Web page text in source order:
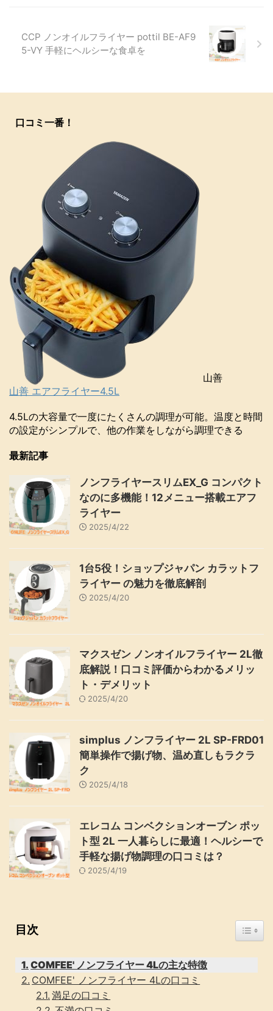
CCP ノンオイルフライヤー pottil BE-AF9
5-VY 手軽にヘルシーな食卓を
口コミ一番！
山善
山善 エアフライヤー4.5L
4.5Lの大容量で一度にたくさんの調理が可能。温度と時間
の設定がシンプルで、他の作業をしながら調理できる
最新記事
ノンフライヤースリムEX_G コンパクト
なのに多機能！12メニュー搭載エアフ
ライヤー
2025/4/22
1台5役！ショップジャパン カラットフ
ライヤー の魅力を徹底解剖
2025/4/20
マクスゼン ノンオイルフライヤー 2L徹
底解説！口コミ評価からわかるメリッ
ト・デメリット
2025/4/20
simplus ノンフライヤー 2L SP-FRD01
簡単操作で揚げ物、温め直しもラクラ
ク
2025/4/18
エレコム コンベクションオーブン ポッ
ト型 2L 一人暮らしに最適！ヘルシーで
手軽な揚げ物調理の口コミは？
2025/4/19
目次
COMFEE' ノンフライヤー 4Lの主な特徴
COMFEE' ノンフライヤー 4Lの口コミ
満足の口コミ